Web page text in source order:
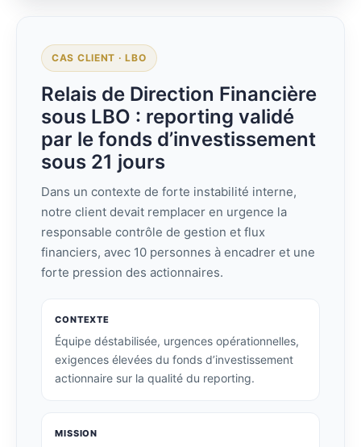
CAS CLIENT · LBO
Relais de Direction Financière
sous LBO : reporting validé
par le fonds d’investissement
sous 21 jours
Dans un contexte de forte instabilité interne,
notre client devait remplacer en urgence la
responsable contrôle de gestion et flux
financiers, avec 10 personnes à encadrer et une
forte pression des actionnaires.
CONTEXTE
Équipe déstabilisée, urgences opérationnelles,
exigences élevées du fonds d’investissement
actionnaire sur la qualité du reporting.
MISSION